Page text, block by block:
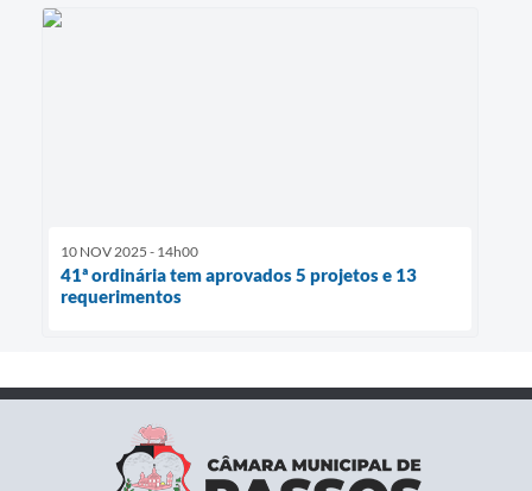
10 NOV 2025 - 14h00
41ª ordinária tem aprovados 5 projetos e 13
requerimentos